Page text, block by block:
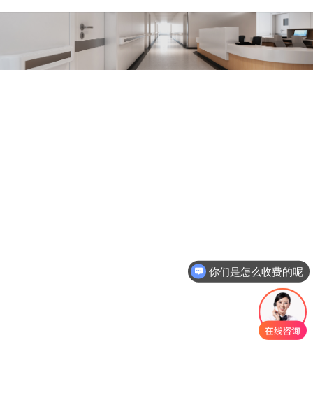
你们是怎么收费的呢